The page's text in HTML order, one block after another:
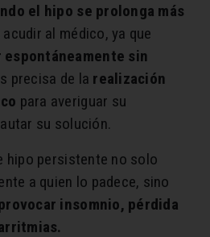
el hipo se prolonga más
acudir al médico, ya que
espontáneamente sin
precisa de la realización
para averiguar su
su solución.
hipo persistente no solo
a quien lo padece, sino
insomnio, pérdida